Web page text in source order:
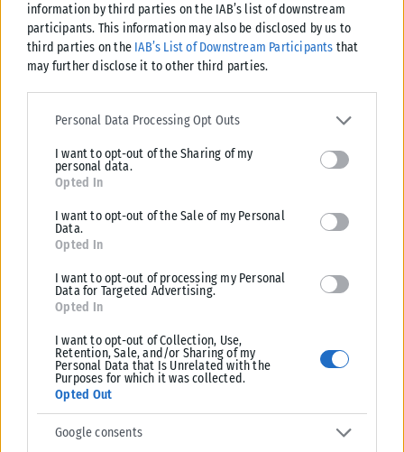
information by third parties on the IAB’s list of downstream
participants. This information may also be disclosed by us to
third parties on the IAB’s List of Downstream Participants that
may further disclose it to other third parties.
Please note that this website/app uses one or more Google
services and may gather and store information including but not
deny consent to Google and its third-party tags to use your data
for below specified purposes in below Google consent section.
Personal Data Processing Opt Outs
I want to opt-out of the Sharing of my
personal data.
Opted In
I want to opt-out of the Sale of my Personal
Data.
Opted In
I want to opt-out of processing my Personal
Data for Targeted Advertising.
Opted In
I want to opt-out of Collection, Use,
Retention, Sale, and/or Sharing of my
Personal Data that Is Unrelated with the
Purposes for which it was collected.
Opted Out
Google consents
Σχετικά Άρθρα
ΕΛΛΆΔΑ
Από σήμερα μόνο με νέου τύπου ταυτότητα ή διαβατήριο τα
Από σήμερα, 3 Αυγούστου, οι παλαιού τύπου «μπλε» αστυνομικές